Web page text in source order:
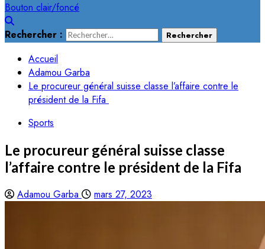
Bouton clair/foncé
Rechercher :
Accueil
Adamou Garba
Le procureur général suisse classe l’affaire contre le
président de la Fifa
Sports
Le procureur général suisse classe
l’affaire contre le président de la Fifa
Adamou Garba mars 27, 2023